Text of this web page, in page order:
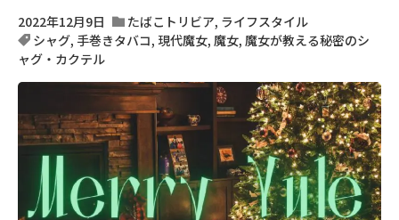
2022年12月9日 たばこトリビア, ライフスタイル
シャグ, 手巻きタバコ, 現代魔女, 魔女, 魔女が教える秘密のシ
ャグ・カクテル